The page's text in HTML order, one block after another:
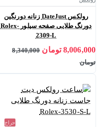
رولکس DateJust زنانه دورنگین
دورنگ طلایی صفحه سیلور Rolex-
2309-L
8,006,000 تومان
8,340,000
تومان
حراج